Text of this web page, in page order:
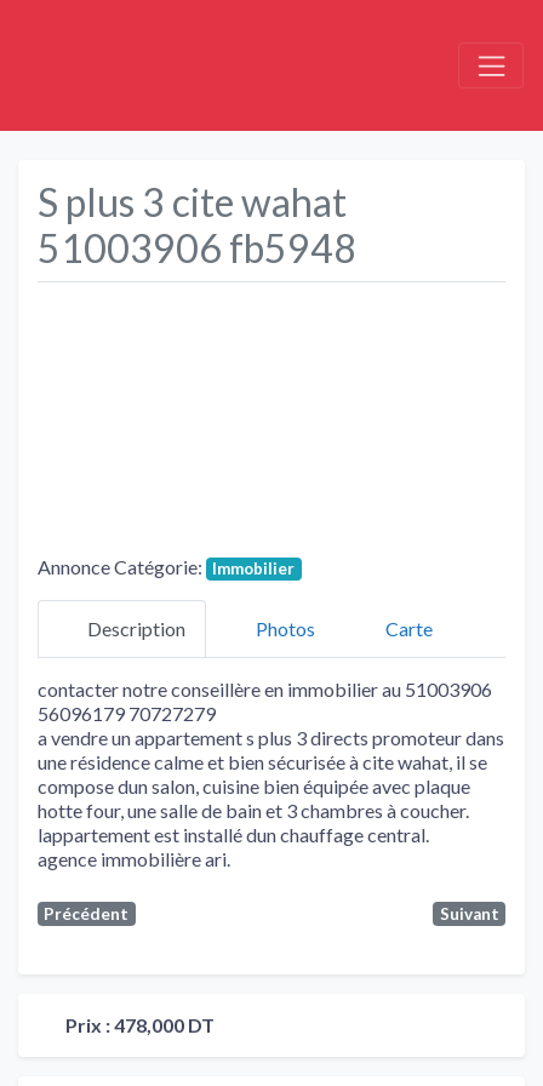
S plus 3 cite wahat
51003906 fb5948
Annonce Catégorie: Immobilier
Description Photos Carte
contacter notre conseillère en immobilier au 51003906
56096179 70727279
a vendre un appartement s plus 3 directs promoteur dans
une résidence calme et bien sécurisée à cite wahat, il se
compose dun salon, cuisine bien équipée avec plaque
hotte four, une salle de bain et 3 chambres à coucher.
lappartement est installé dun chauffage central.
agence immobilière ari.
Précédent Suivant
Prix :478,000 DT